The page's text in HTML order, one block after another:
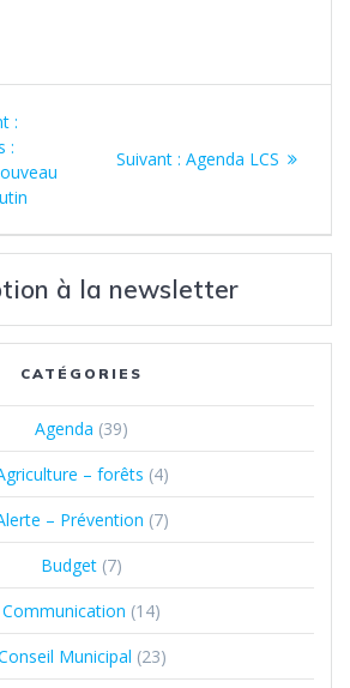
:Article
:
:
Suivant : Article
Agenda LCS
à la newsletter
CATÉGORIES
Agenda (39)
– forêts (4)
– Prévention (7)
Budget (7)
Communication (14)
Municipal (23)